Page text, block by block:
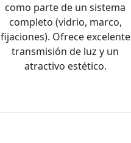
como parte de un sistema
completo (vidrio, marco,
fijaciones). Ofrece excelente
transmisión de luz y un
atractivo estético.